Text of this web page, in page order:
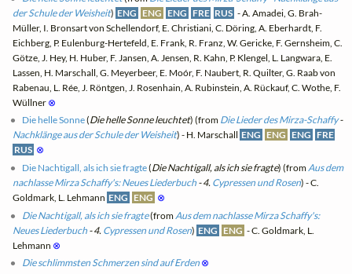
der Schule der Weisheit) ENG ENG ENG FRE RUS - A. Amadei, G. Brah-
Müller, I. Bronsart von Schellendorf, E. Christiani, C. Döring, A. Eberhardt, F.
Eichberg, P. Eulenburg-Hertefeld, E. Frank, R. Franz, W. Gericke, F. Gernsheim, C.
Götze, J. Hey, H. Huber, F. Jansen, A. Jensen, R. Kahn, P. Klengel, L. Langwara, E.
Lassen, H. Marschall, G. Meyerbeer, E. Moór, F. Naubert, R. Quilter, G. Raab von
Rabenau, L. Rée, J. Röntgen, J. Rosenhain, A. Rubinstein, A. Rückauf, C. Wothe, F.
Wüllner ⊗
Die helle Sonne(Die helle Sonne leuchtet) (from Die Lieder des Mirza-Schaffy-
Nachklänge aus der Schule der Weisheit) - H. Marschall ENG ENG ENG FRE
RUS ⊗
Die Nachtigall, als ich sie fragte(Die Nachtigall, als ich sie fragte) (fromAus dem
nachlasse Mirza Schaffy's: Neues Liederbuch - 4. Cypressen und Rosen) - C.
Goldmark, L. Lehmann ENG ENG ⊗
Die Nachtigall, als ich sie fragte(from Aus dem nachlasse Mirza Schaffy's:
Neues Liederbuch - 4. Cypressen und Rosen) ENG ENG - C. Goldmark, L.
Lehmann ⊗
Die schlimmsten Schmerzen sind auf Erden ⊗